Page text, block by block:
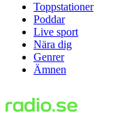
Toppstationer
Poddar
Live sport
Nära dig
Genrer
Ämnen